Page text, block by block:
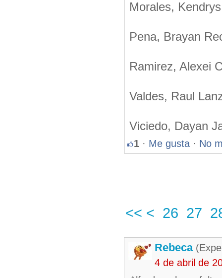
Morales,
Pena, Brayan
Ramirez, Alexei
Valdes, Raul
Viciedo, Dayan
1 · Me gusta · No
<< < 26 27
Rebeca
4 de abril de